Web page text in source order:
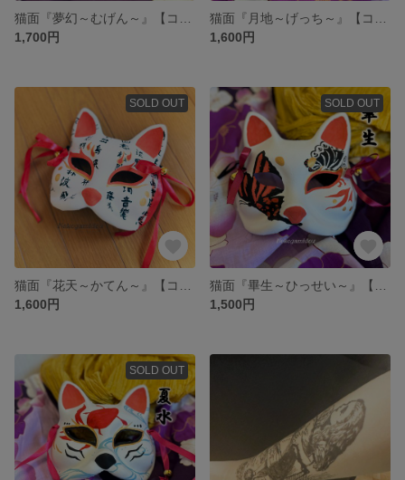
1,700円
1,600円
SOLD OUT
1,600円
SOLD OUT
1,500円
SOLD OUT